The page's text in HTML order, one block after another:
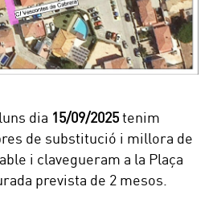
dia 15/09/2025tenim
de substitució i millora de
i clavegueram a la Plaça
prevista de 2 mesos.